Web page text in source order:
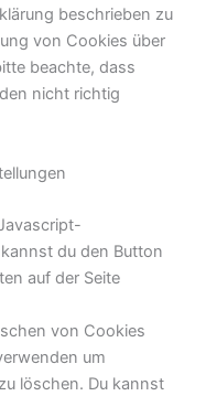
beschrieben zu
von Cookies über
beachte, dass
nicht richtig
du den Button
auf der Seite
von Cookies
um
löschen. Du kannst